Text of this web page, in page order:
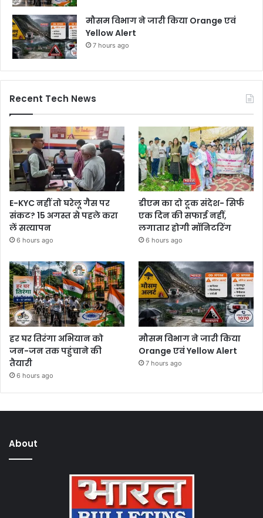
मौसम विभाग ने जारी किया Orange एवं
Yellow Alert
7 hours ago
Recent Tech News
E-KYC नहीं तो घरेलू गैस पर
संकट? 15 अगस्त से पहले करा
लें सत्यापन
6 hours ago
डीएम का दो टूक संदेश- सिर्फ
एक दिन की सफाई नहीं,
लगातार होगी मॉनिटरिंग
6 hours ago
हर घर तिरंगा अभियान को
जन-जन तक पहुंचाने की
तैयारी
6 hours ago
मौसम विभाग ने जारी किया
Orange एवं Yellow Alert
7 hours ago
About